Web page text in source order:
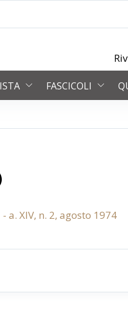
FASCICOLI
XIV, n. 2, agosto 1974